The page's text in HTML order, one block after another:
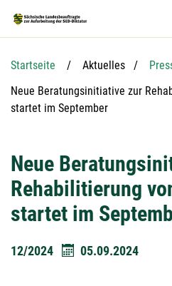
Service
Startseite Aktuelles
Aktuelle Seite:
Neue Beratungsinitiative zur
startet im September
Neue
Rehabilitierung
startet im
12/2024 05.09.2024